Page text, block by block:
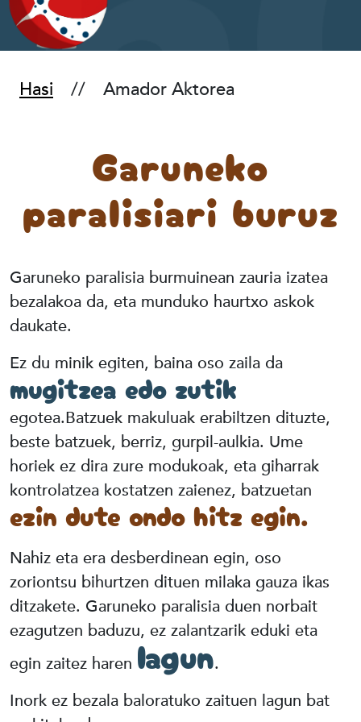
Hasi Amador Aktorea
Garuneko
paralisiari buruz
Garuneko paralisia burmuinean zauria izatea
bezalakoa da, eta munduko haurtxo askok
daukate.
Ez du minik egiten, baina oso zaila da
mugitzea edo zutik
egotea.Batzuek makuluak erabiltzen dituzte,
beste batzuek, berriz, gurpil-aulkia. Ume
horiek ez dira zure modukoak, eta giharrak
kontrolatzea kostatzen zaienez, batzuetan
ezin dute ondo hitz egin.
Nahiz eta era desberdinean egin, oso
zoriontsu bihurtzen dituen milaka gauza ikas
ditzakete. Garuneko paralisia duen norbait
ezagutzen baduzu, ez zalantzarik eduki eta
egin zaitez haren lagun.
Inork ez bezala baloratuko zaituen lagun bat